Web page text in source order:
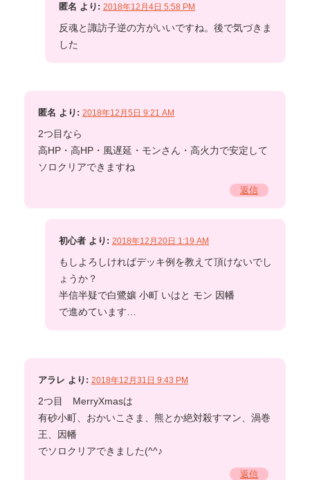
匿名 より: 2018年12月4日 5:58 PM
反魂と諏訪子逆の方がいいですね。後で気づきま
した
匿名 より: 2018年12月5日 9:21 AM
2つ目なら
高HP・高HP・風遅延・モンさん・高火力で安定して
ソロクリアできますね
返信
初心者 より: 2018年12月20日 1:19 AM
もしよろしければデッキ例を教えて頂けないでし
ょうか？
半信半疑で白鷺孃 小町 いはと モン 因幡
で進めています…
アラレ より: 2018年12月31日 9:43 PM
2つ目 MerryXmasは
有砂小町、おかいこさま、熊とか絶対殺すマン、渦巻
王、因幡
でソロクリアできました(^^♪
返信